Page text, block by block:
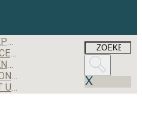
DEZE LEVERANCIERS SLEEPTEN DE MEESTE AANBESTEDINGEN BINNEN IN 2025
MAXIMILIAN KRIJGSMAN, CEO RGF STAFFING NEDERLAND: ‘WE GROEIEN EINDELIJK WEER STEVIG, MAAR IK BEN NOG LANG NIET TEVREDEN’
WORDEN MALAFIDE UITZENDERS NOG JARENLANG GEDOOGD DOOR DE OVERGANGSREGELING VAN DE WTTA?
ONRUST EN WEER RUST ROND JEX BACKOFFICE II
GERECHTSHOF BEVESTIGT UITSPRAAK: UITZENDBUREAU MOET ALSNOG KWARTIER VOORBEREIDINGSTIJD SCHIPHOL-MEDEWERKER UITBETALEN